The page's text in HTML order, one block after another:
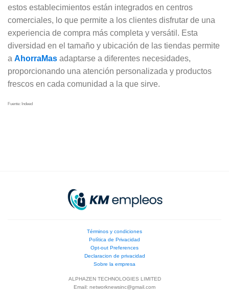
estos establecimientos están integrados en centros
comerciales, lo que permite a los clientes disfrutar de una
experiencia de compra más completa y versátil. Esta
diversidad en el tamaño y ubicación de las tiendas permite
a AhorraMas adaptarse a diferentes necesidades,
proporcionando una atención personalizada y productos
frescos en cada comunidad a la que sirve.
Fuente: Indeed
Términos y condiciones
Política de Privacidad
Opt-out Preferences
Declaracion de privacidad
Sobre la empresa
ALPHAZEN TECHNOLOGIES LIMITED
Email: networknewsinc@gmail.com